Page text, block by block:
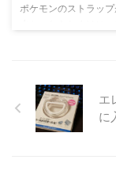
りました。 牛フィレ
よう ...
ポケモンのストラッ
りたそうにしている
した。 紐がだらしな
い。そしてよく伸び
クトの足の裏には、画
エ
に